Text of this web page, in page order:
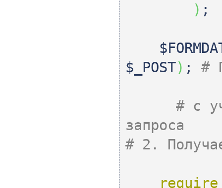
) ;
$_POST) ; #
# с
запроса
# 2.